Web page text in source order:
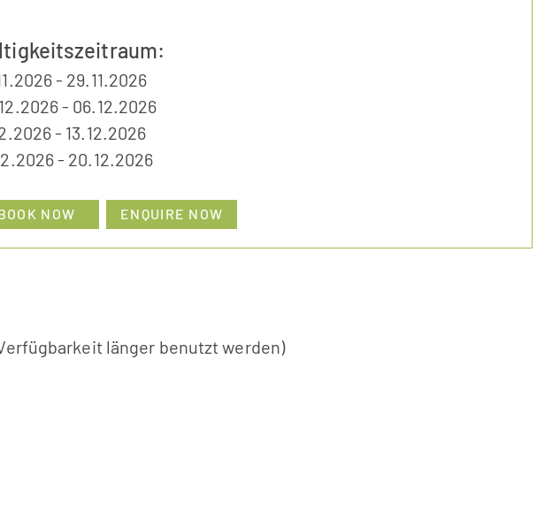
- 29.11.2026
- 06.12.2026
- 13.12.2026
- 20.12.2026
NOW ENQUIRE NOW
länger benutzt werden)